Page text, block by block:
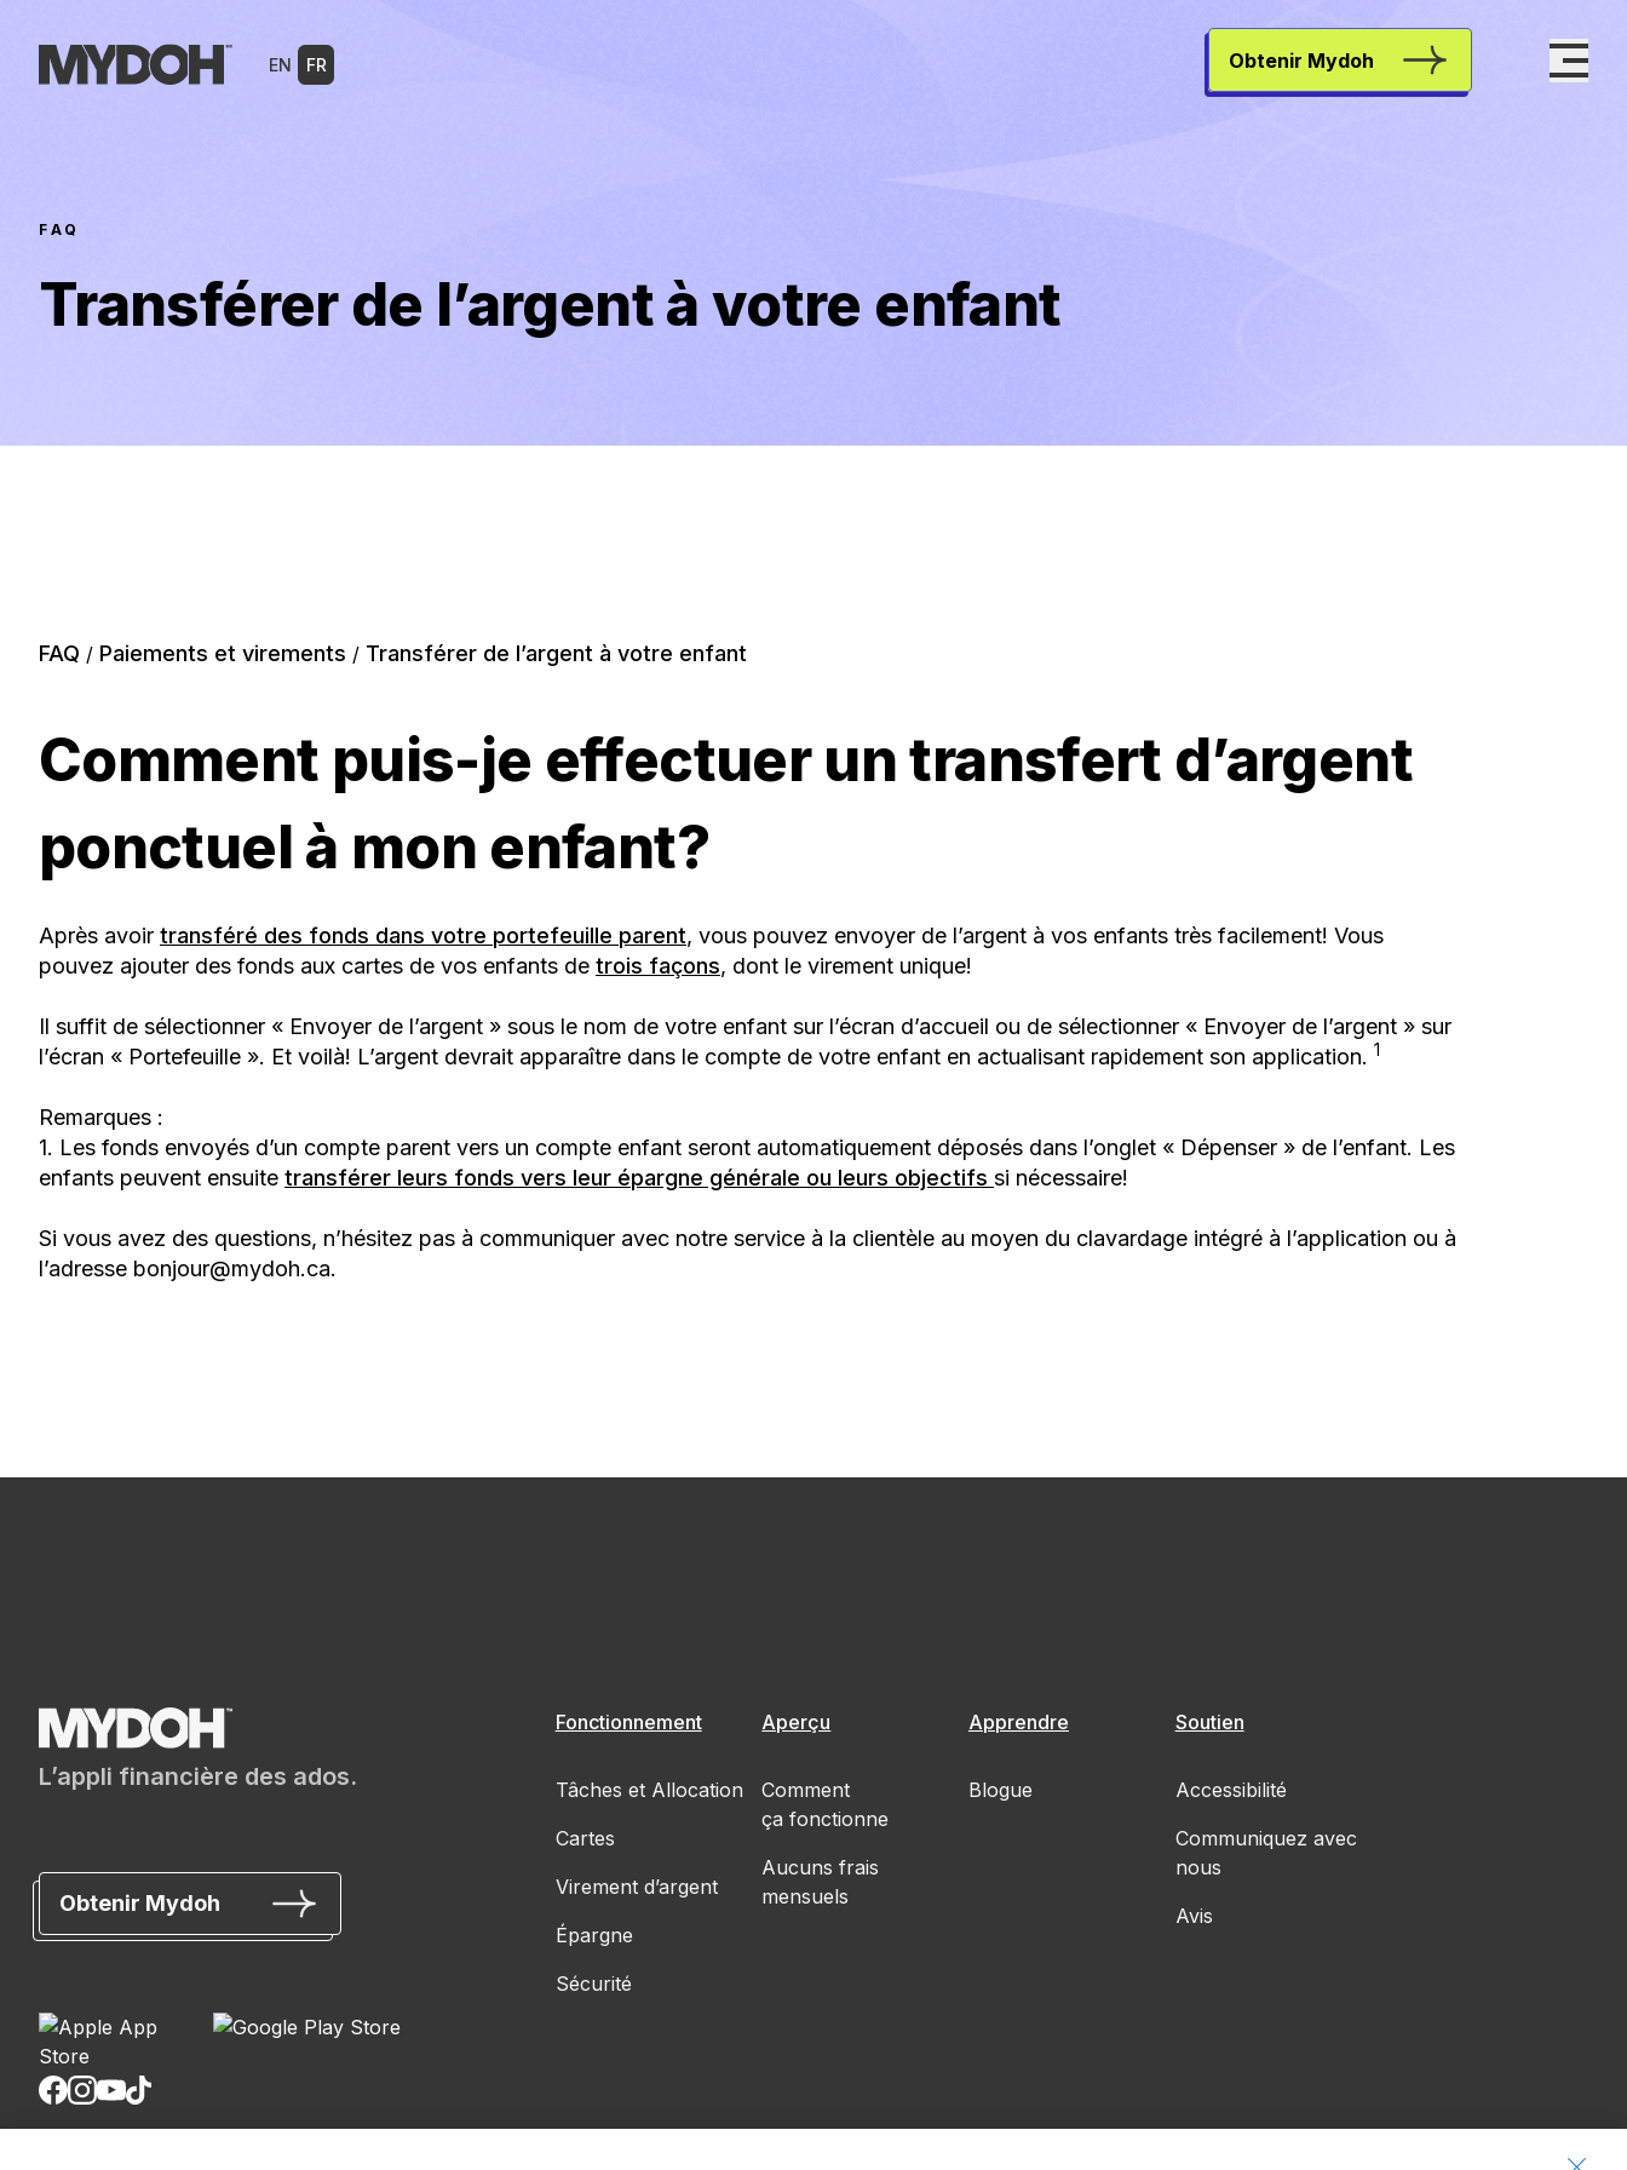
content
EN FR Obtenir Mydoh
FAQ
Transférer de l’argent à votre enfant
FAQ / Paiements et virements / Transférer de l’argent à votre enfant
Comment puis-je effectuer un transfert d’argent
ponctuel à mon enfant?
Après avoir transféré des fonds dans votre portefeuille parent, vous pouvez envoyer de l’argent à vos enfants très facilement! Vous
pouvez ajouter des fonds aux cartes de vos enfants de trois façons, dont le virement unique!
Il suffit de sélectionner « Envoyer de l’argent » sous le nom de votre enfant sur l’écran d’accueil ou de sélectionner « Envoyer de l’argent » sur
l’écran « Portefeuille ». Et voilà! L’argent devrait apparaître dans le compte de votre enfant en actualisant rapidement son application. 1
Remarques :
1. Les fonds envoyés d’un compte parent vers un compte enfant seront automatiquement déposés dans l’onglet « Dépenser » de l’enfant. Les
enfants peuvent ensuite transférer leurs fonds vers leur épargne générale ou leurs objectifs si nécessaire!
Si vous avez des questions, n’hésitez pas à communiquer avec notre service à la clientèle au moyen du clavardage intégré à l’application ou à
l’adresse bonjour@mydoh.ca.
L’appli financière des ados.
Obtenir Mydoh
Fonctionnement
Tâches et Allocation
Cartes
Virement d’argent
Épargne
Sécurité
Aperçu
Comment
ça fonctionne
Aucuns frais
mensuels
Apprendre
Blogue
Soutien
Accessibilité
Communiquez avec
nous
Avis